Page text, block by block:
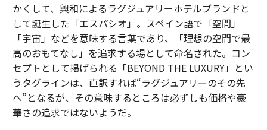
かくして、興和によるラグジュアリーホテルブランドと
して誕生した「エスパシオ」。スペイン語で「空間」
「宇宙」などを意味する言葉であり、「理想の空間で最
高のおもてなし」を追求する場として命名された。コン
セプトとして掲げられる「BEYOND THE LUXURY」とい
うタグラインは、直訳すれば“ラグジュアリーのその先
へ”となるが、その意味するところは必ずしも価格や豪
華さの追求ではないようだ。